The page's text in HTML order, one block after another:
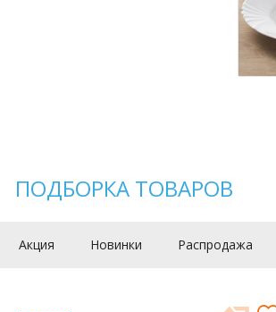
ПОДБОРКА ТОВАРОВ
Акция Новинки Распродажа